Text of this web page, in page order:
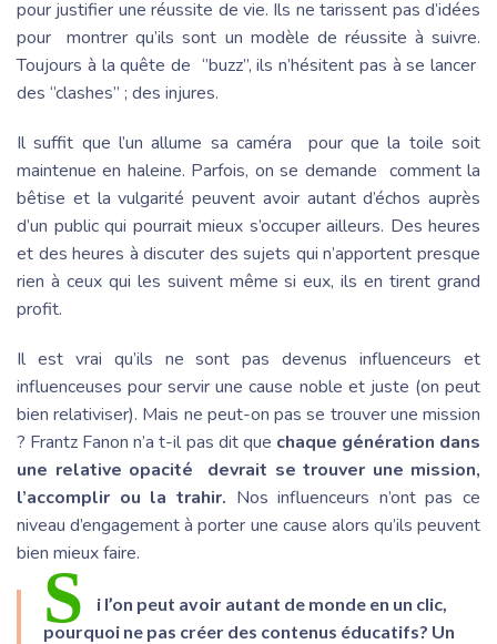
pour justifier une réussite de vie. Ils ne tarissent pas d’idées
pour montrer qu’ils sont un modèle de réussite à suivre.
Toujours à la quête de ‘’buzz’’, ils n’hésitent pas à se lancer
des ‘’clashes’’ ; des injures.
Il suffit que l’un allume sa caméra pour que la toile soit
maintenue en haleine. Parfois, on se demande comment la
bêtise et la vulgarité peuvent avoir autant d’échos auprès
d’un public qui pourrait mieux s’occuper ailleurs. Des heures
et des heures à discuter des sujets qui n’apportent presque
rien à ceux qui les suivent même si eux, ils en tirent grand
profit.
Il est vrai qu’ils ne sont pas devenus influenceurs et
influenceuses pour servir une cause noble et juste (on peut
bien relativiser). Mais ne peut-on pas se trouver une mission
? Frantz Fanon n’a t-il pas dit que chaque génération dans
une relative opacité devrait se trouver une mission,
l’accomplir ou la trahir. Nos influenceurs n’ont pas ce
niveau d’engagement à porter une cause alors qu’ils peuvent
bien mieux faire.
S
i l’on peut avoir autant de monde en un clic,
pourquoi ne pas créer des contenus éducatifs? Un